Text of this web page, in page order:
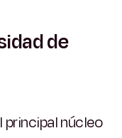
de
principal núcleo